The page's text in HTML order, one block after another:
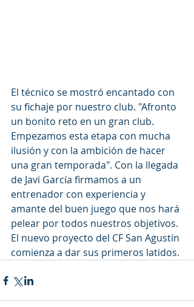
El técnico se mostró encantado con
su fichaje por nuestro club. "Afronto
un bonito reto en un gran club.
Empezamos esta etapa con mucha
ilusión y con la ambición de hacer
una gran temporada". Con la llegada
de Javi García firmamos a un
entrenador con experiencia y
amante del buen juego que nos hará
pelear por todos nuestros objetivos.
El nuevo proyecto del CF San Agustín
comienza a dar sus primeros latidos.